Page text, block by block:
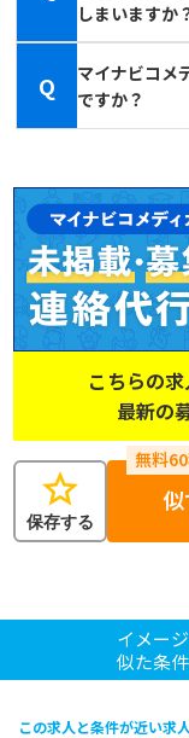
しまいますか
Q
マイナビコメ
ですか？
こちらの
最新の
star
保存する
イメー
似た条
この求人と条件が近い求人